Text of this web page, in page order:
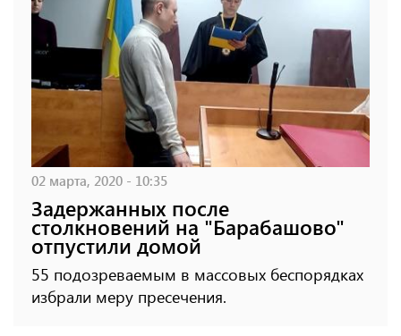
02 марта, 2020 - 10:35
Задержанных после
столкновений на "Барабашово"
отпустили домой
55 подозреваемым в массовых беспорядках
избрали меру пресечения.